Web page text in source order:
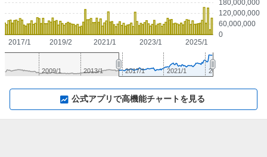
0
60,000,000
120,000,000
180,000,000
2017/1 2021/1 2025/1
2019/2 2023/1
2013/1 2021/1
2009/1 2017/1 2025/1
公式アプリで高機能チャートを見る